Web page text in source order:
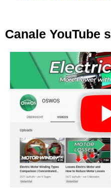
Canale YouTube